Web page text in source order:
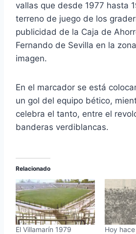
vallas que desde 1977 hasta
terreno de juego de los
publicidad de la Caja de
Fernando de Sevilla en la
imagen.
En el marcador se está
un gol del equipo bético,
celebra el tanto, entre el
banderas verdiblancas.
Relacionado
El Villamarín 1979
Hoy